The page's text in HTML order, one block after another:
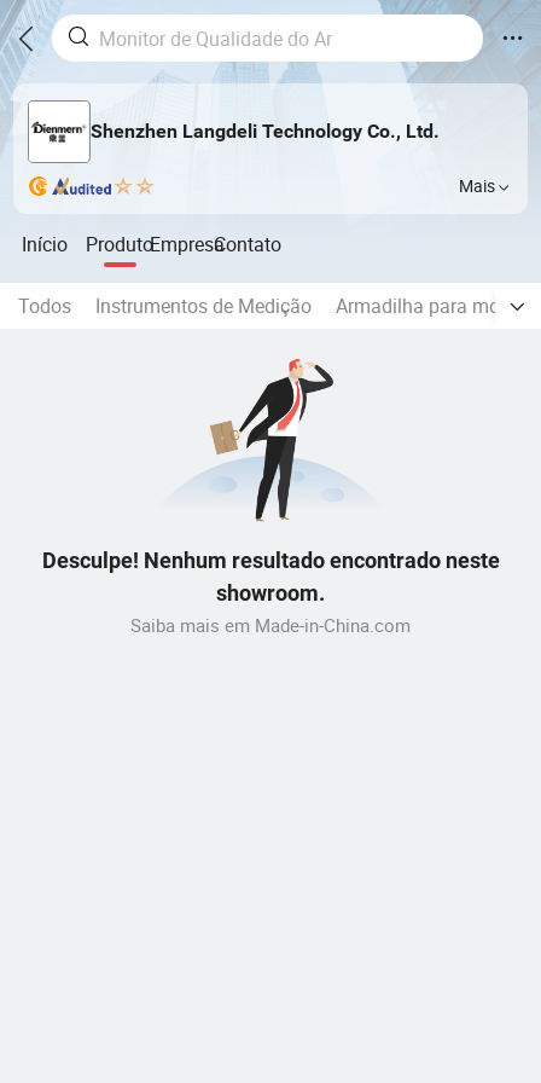
Shenzhen Langdeli Technology Co., Ltd.
Mais
Início ProdutoEmpresaContato
Todos Instrumentos de Medição Armadilha para moscas
Desculpe! Nenhum resultado encontrado neste
showroom.
Saiba mais em Made-in-China.com